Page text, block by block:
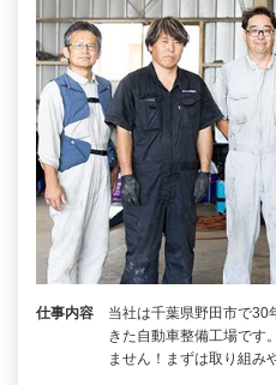
仕事内容
当社は千葉県野田市で30
きた自動車整備工場です
ません！まずは取り組